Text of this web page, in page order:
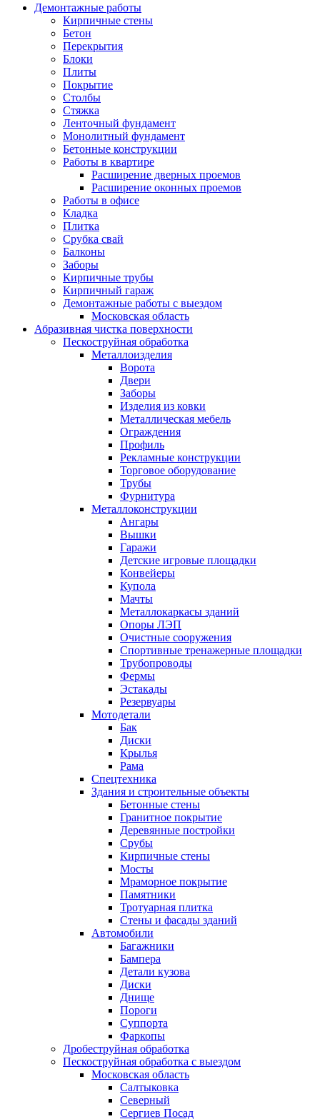
Демонтажные работы
Кирпичные стены
Бетон
Перекрытия
Блоки
Плиты
Покрытие
Столбы
Стяжка
Ленточный фундамент
Монолитный фундамент
Бетонные конструкции
Работы в квартире
Расширение дверных проемов
Расширение оконных проемов
Работы в офисе
Кладка
Плитка
Срубка свай
Балконы
Заборы
Кирпичные трубы
Кирпичный гараж
Демонтажные работы с выездом
Московская область
Абразивная чистка поверхности
Пескоструйная обработка
Металлоизделия
Ворота
Двери
Заборы
Изделия из ковки
Металлическая мебель
Ограждения
Профиль
Рекламные конструкции
Торговое оборудование
Трубы
Фурнитура
Металлоконструкции
Ангары
Вышки
Гаражи
Детские игровые площадки
Конвейеры
Купола
Мачты
Металлокаркасы зданий
Опоры ЛЭП
Очистные сооружения
Спортивные тренажерные площадки
Трубопроводы
Фермы
Эстакады
Резервуары
Мотодетали
Бак
Диски
Крылья
Рама
Спецтехника
Здания и строительные объекты
Бетонные стены
Гранитное покрытие
Деревянные постройки
Срубы
Кирпичные стены
Мосты
Мраморное покрытие
Памятники
Тротуарная плитка
Стены и фасады зданий
Автомобили
Багажники
Бампера
Детали кузова
Диски
Днище
Пороги
Суппорта
Фаркопы
Дробеструйная обработка
Пескоструйная обработка с выездом
Московская область
Салтыковка
Северный
Сергиев Посад